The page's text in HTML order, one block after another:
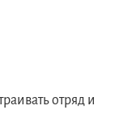
отряд и